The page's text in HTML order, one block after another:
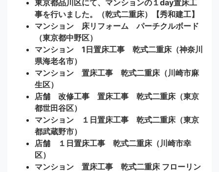
東京都品川区にて、マンションの１day置床工
事を行いました。（乾式二重床）【秀和建工】
マンション 床リフォーム パーチクルボード
（東京都中野区）
マンション 1日置床工事 乾式二重床（神奈川
県海老名市）
マンション 置床工事 乾式二重床（川崎市麻
生区）
店舗 改修工事 置床工事 乾式二重床（東京
都世田谷区）
マンション １日置床工事 乾式二重床（東京
都武蔵野市）
店舗 １日置床工事 乾式二重床（川崎市幸
区）
マンション 置床工事 乾式二重床 フローリン